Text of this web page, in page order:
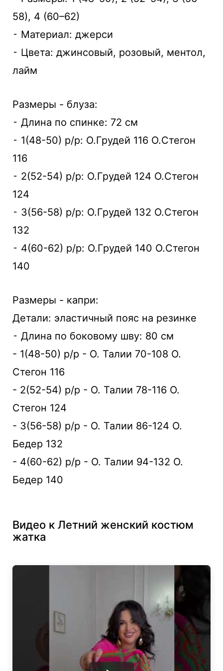
58), 4 (60–62)
⁃ Материал: джерси
⁃ Цвета: джинсовый, розовый, ментол,
лайм
Размеры - блуза:
⁃ Длина по спинке: 72 см
⁃ 1(48-50) р/р: О.Грудей 116 О.Стегон
116
⁃ 2(52-54) р/р: О.Грудей 124 О.Стегон
124
⁃ 3(56-58) р/р: О.Грудей 132 О.Стегон
132
⁃ 4(60-62) р/р: О.Грудей 140 О.Стегон
140
Размеры - капри:
Детали: эластичный пояс на резинке
⁃ Длина по боковому шву: 80 см
- 1(48-50) р/р - О. Талии 70-108 О.
Стегон 116
- 2(52-54) р/р - О. Талии 78-116 О.
Стегон 124
- 3(56-58) р/р - О. Талии 86-124 О.
Бедер 132
- 4(60-62) р/р - О. Талии 94-132 О.
Бедер 140
Видео к Летний женский костюм
жатка